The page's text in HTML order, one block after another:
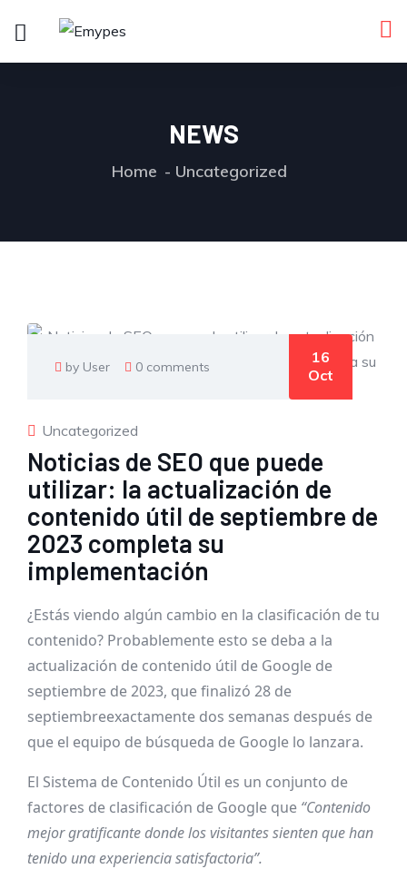
NEWS
Home Uncategorized
by User 0 comments
16
Oct
Uncategorized
Noticias de SEO que puede
utilizar: la actualización de
contenido útil de septiembre de
2023 completa su
implementación
¿Estás viendo algún cambio en la clasificación de tu
contenido? Probablemente esto se deba a la
actualización de contenido útil de Google de
septiembre de 2023, que finalizó 28 de
septiembreexactamente dos semanas después de
que el equipo de búsqueda de Google lo lanzara.
El Sistema de Contenido Útil es un conjunto de
factores de clasificación de Google que “Contenido
mejor gratificante donde los visitantes sienten que han
tenido una experiencia satisfactoria”.